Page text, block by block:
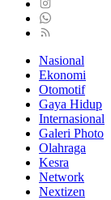
Nasional
Ekonomi
Otomotif
Gaya Hidup
Internasional
Galeri Photo
Olahraga
Kesra
Network
Nextizen